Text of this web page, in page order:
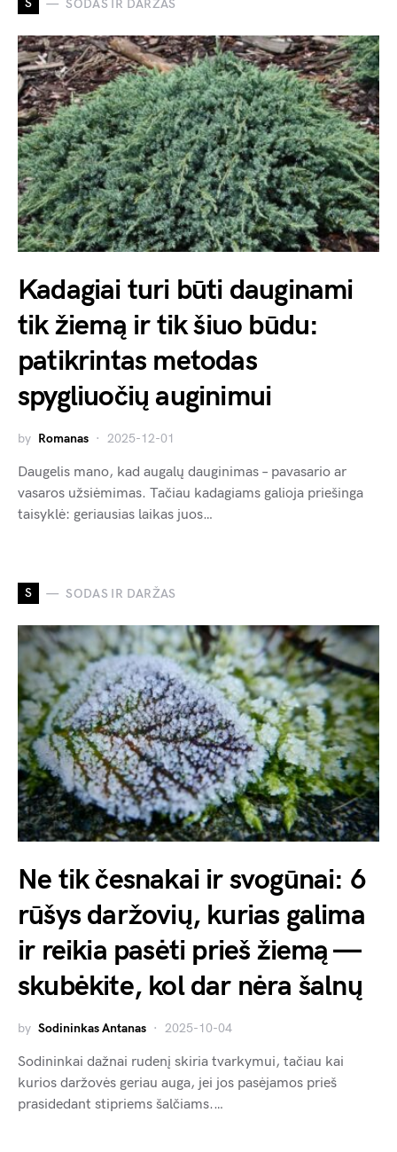
S SODAS IR DARŽAS
Kadagiai turi būti dauginami
tik žiemą ir tik šiuo būdu:
patikrintas metodas
spygliuočių auginimui
by Romanas 2025-12-01
Daugelis mano, kad augalų dauginimas – pavasario ar
vasaros užsiėmimas. Tačiau kadagiams galioja priešinga
taisyklė: geriausias laikas juos…
S SODAS IR DARŽAS
Ne tik česnakai ir svogūnai: 6
rūšys daržovių, kurias galima
ir reikia pasėti prieš žiemą —
skubėkite, kol dar nėra šalnų
by Sodininkas Antanas 2025-10-04
Sodininkai dažnai rudenį skiria tvarkymui, tačiau kai
kurios daržovės geriau auga, jei jos pasėjamos prieš
prasidedant stipriems šalčiams.…